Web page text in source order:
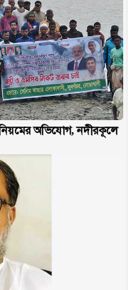
অভিযোগ, নদীরকূলে